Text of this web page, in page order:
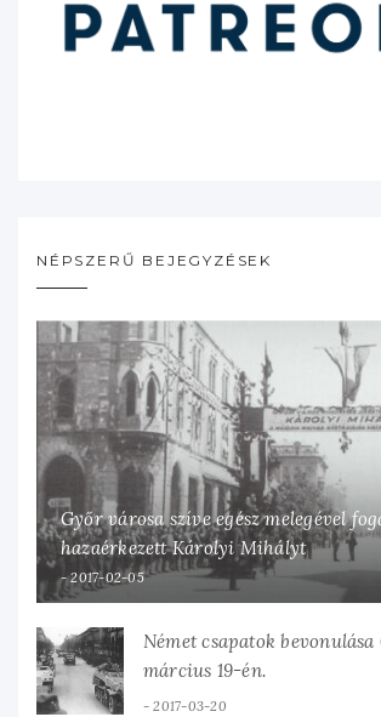
NÉPSZERŰ BEJEGYZÉSEK
Győr városa szíve egész melegével
hazaérkezett Károlyi Mihályt
2017-02-05
Német csapatok bevonulása
március 19-én.
2017-03-20